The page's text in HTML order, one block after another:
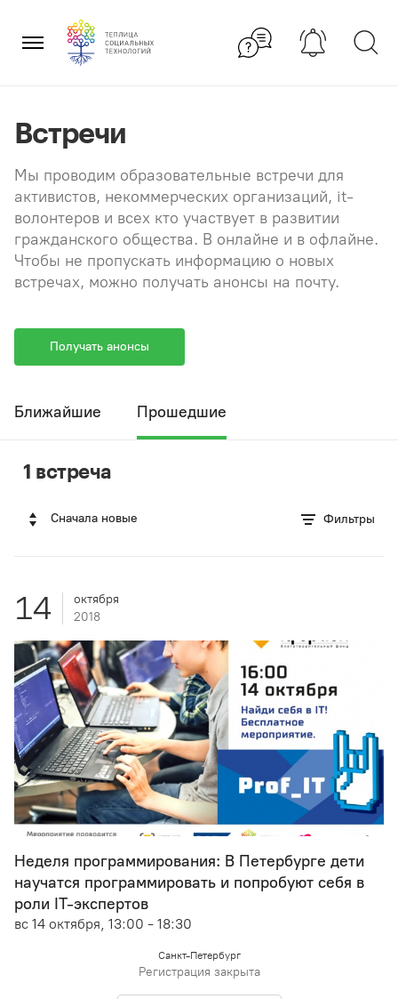
содержанию
×
Встречи
Мы проводим образовательные встречи для
активистов, некоммерческих организаций, it-
волонтеров и всех кто участвует в развитии
гражданского общества. В онлайне и в офлайне.
Чтобы не пропускать информацию о новых
встречах, можно получать анонсы на почту.
Получать анонсы
Ближайшие Прошедшие
1 встреча
Сначала новые Фильтры
14
октября
2018
Неделя программирования: В Петербурге дети
научатся программировать и попробуют себя в
роли IT-экспертов
вс 14 октября, 13:00 - 18:30
Санкт-Петербург
Регистрация закрыта